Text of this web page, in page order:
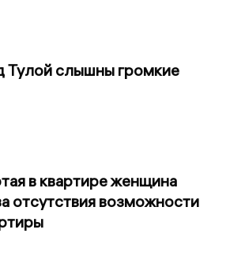
Тулой слышны громкие
в квартире женщина
отсутствия возможности